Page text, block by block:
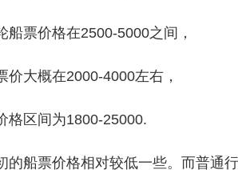
船票价格在2500-5000之间，
价大概在2000-4000左右，
格区间为1800-25000.
的船票价格相对较低一些。而普通